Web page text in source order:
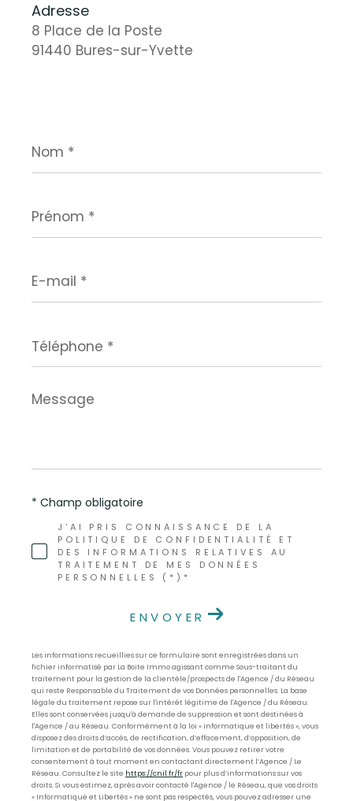
Adresse
8 Place de la Poste
91440 Bures-sur-Yvette
*
*
mail
*
*
Message
*
J'AI PRIS CONNAISSANCE DE LA
POLITIQUE DE CONFIDENTIALITÉ ET
DES INFORMATIONS RELATIVES AU
TRAITEMENT DE MES DONNÉES
PERSONNELLES (*)*
* Champ obligatoire
ENVOYER
Les informations recueillies sur ce formulaire sont enregistrées dans un
fichier informatisé par La Boite Immo agissant comme Sous-traitant du
traitement pour la gestion de la clientèle/prospects de l'Agence / du Réseau
qui reste Responsable du Traitement de vos Données personnelles. La base
légale du traitement repose sur l'intérêt légitime de l'Agence / du Réseau.
Elles sont conservées jusqu'à demande de suppression et sont destinées à
l'Agence / au Réseau. Conformément à la loi « informatique et libertés », vous
disposez des droits d’accès, de rectification, d’effacement, d’opposition, de
limitation et de portabilité de vos données. Vous pouvez retirer votre
consentement à tout moment en contactant directement l’Agence / Le
Réseau. Consultez le site https://cnil.fr/fr pour plus d’informations sur vos
droits. Si vous estimez, après avoir contacté l'Agence / le Réseau, que vos droits
« Informatique et Libertés » ne sont pas respectés, vous pouvez adresser une